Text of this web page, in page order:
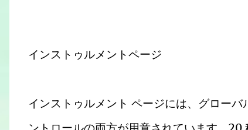
インストゥルメントページ
インストゥルメント ページには、グロー